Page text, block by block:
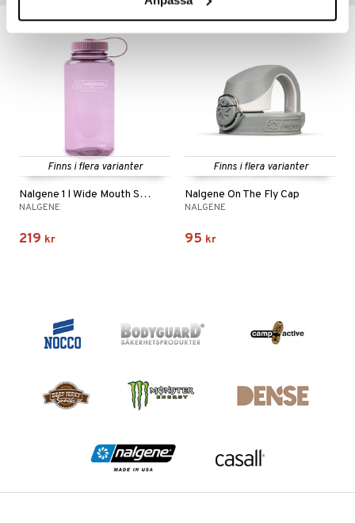
Finns i flera varianter
Nalgene 1 l Wide Mouth Sustain
NALGENE
219 kr
Finns i flera varianter
Nalgene On The Fly Cap
NALGENE
95 kr